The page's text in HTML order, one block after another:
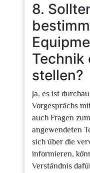
8.
Technik
stellen?
Ja, es ist
Vorgesprächs
auch Fragen
angewendeten
sich über die
informieren,
Verständnis